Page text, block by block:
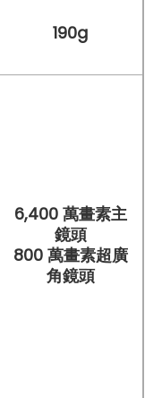
190g
6,400 萬畫素主
鏡頭
800 萬畫素超廣
角鏡頭